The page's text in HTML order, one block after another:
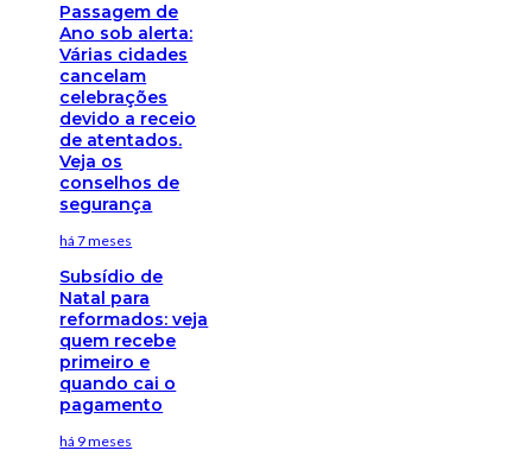
Passagem de
Ano sob alerta:
Várias cidades
cancelam
celebrações
devido a receio
de atentados.
Veja os
conselhos de
segurança
há 7 meses
Subsídio de
Natal para
reformados: veja
quem recebe
primeiro e
quando cai o
pagamento
há 9 meses